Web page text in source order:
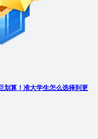
划算！准大学生怎么选择到更